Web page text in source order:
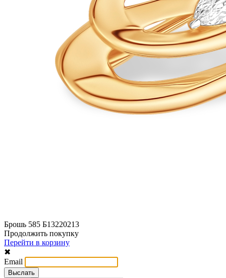
Брошь 585 Б13220213
Продолжить покупку
Перейти в корзину
✖
Email